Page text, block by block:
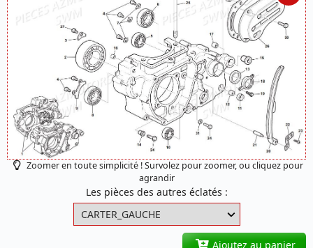
Zoomer en toute simplicité ! Survolez pour zoomer, ou cliquez pour
agrandir
Les pièces des autres éclatés :
Ajoutez au panier